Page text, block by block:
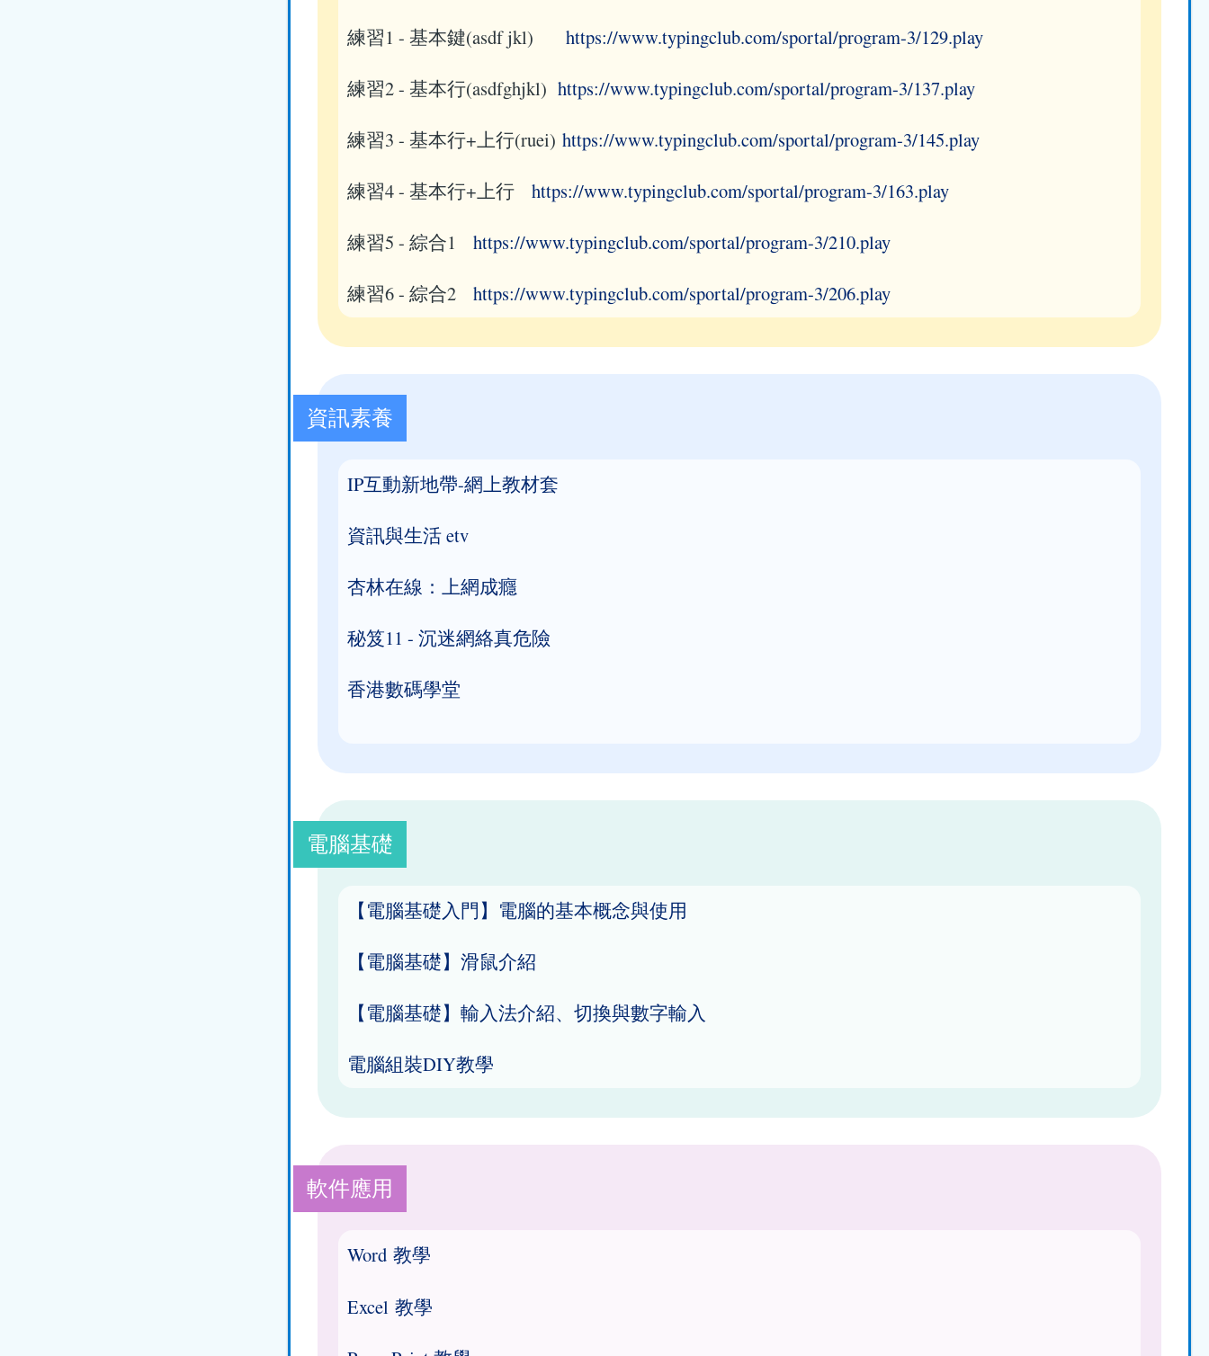
練習1 - 基本鍵(asdf jkl) https://www.typingclub.com/sportal/program-3/129.play
練習2 - 基本行(asdfghjkl) https://www.typingclub.com/sportal/program-3/137.play
練習3 - 基本行+上行(ruei) https://www.typingclub.com/sportal/program-3/145.play
練習4 - 基本行+上行 https://www.typingclub.com/sportal/program-3/163.play
練習5 - 綜合1 https://www.typingclub.com/sportal/program-3/210.play
練習6 - 綜合2 https://www.typingclub.com/sportal/program-3/206.play
資訊素養
IP互動新地帶-網上教材套
資訊與生活 etv
杏林在線：上網成癮
秘笈11 - 沉迷網絡真危險
香港數碼學堂
電腦基礎
【電腦基礎入門】電腦的基本概念與使用
【電腦基礎】滑鼠介紹
【電腦基礎】輸入法介紹、切換與數字輸入
電腦組裝DIY教學
軟件應用
Word 教學
Excel 教學